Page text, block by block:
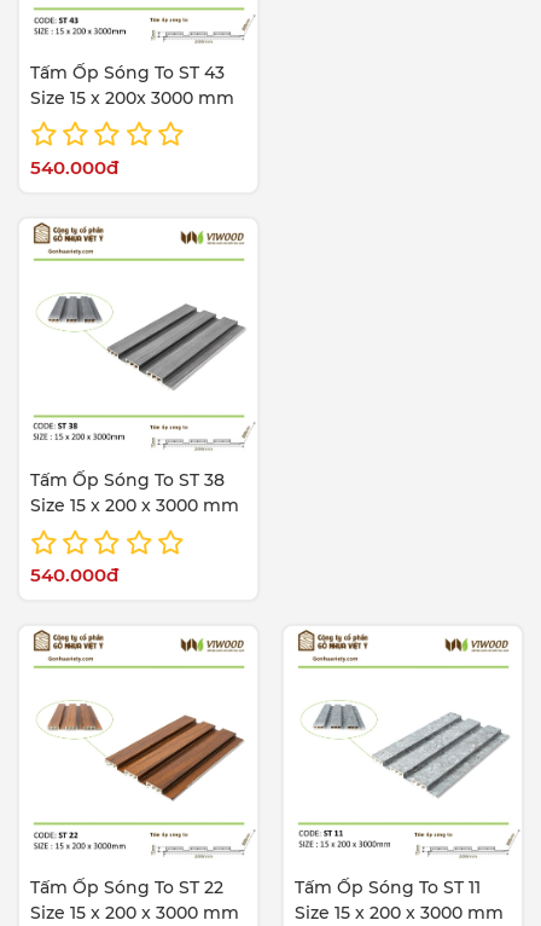
Tấm Ốp Sóng To ST 43
Size 15 x 200x 3000 mm
540.000đ
Tấm Ốp Sóng To ST 38
Size 15 x 200 x 3000 mm
540.000đ
Tấm Ốp Sóng To ST 22
Size 15 x 200 x 3000 mm
Tấm Ốp Sóng To ST 11
Size 15 x 200 x 3000 mm